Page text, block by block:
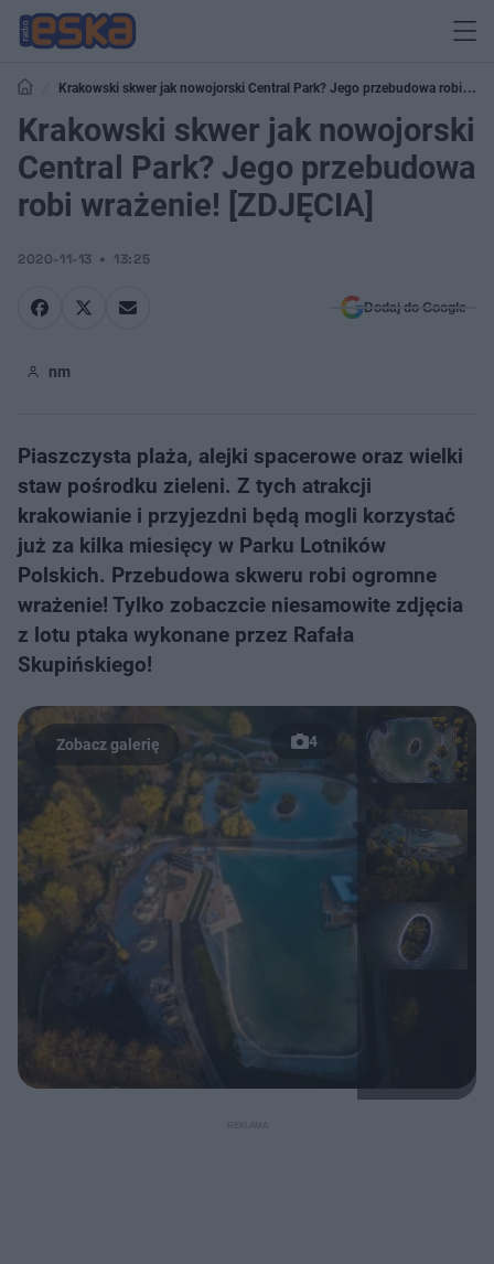
Krakowski skwer jak nowojorski Central Park? Jego przebudowa robi
wrażenie! [ZDJĘCIA]
Krakowski skwer jak nowojorski
Central Park? Jego przebudowa
robi wrażenie! [ZDJĘCIA]
2020-11-13 13:25
Dodaj do Google
nm
Piaszczysta plaża, alejki spacerowe oraz wielki
staw pośrodku zieleni. Z tych atrakcji
krakowianie i przyjezdni będą mogli korzystać
już za kilka miesięcy w Parku Lotników
Polskich. Przebudowa skweru robi ogromne
wrażenie! Tylko zobaczcie niesamowite zdjęcia
z lotu ptaka wykonane przez Rafała
Skupińskiego!
4